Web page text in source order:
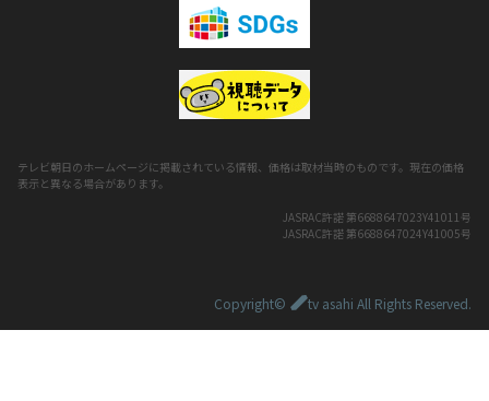
テレビ朝日のホームページに掲載されている情報、価格は取材当時のものです。現在の価格
表示と異なる場合があります。
JASRAC許諾 第6688647023Y41011号
JASRAC許諾 第6688647024Y41005号
Copyright© tv asahi All Rights Reserved.